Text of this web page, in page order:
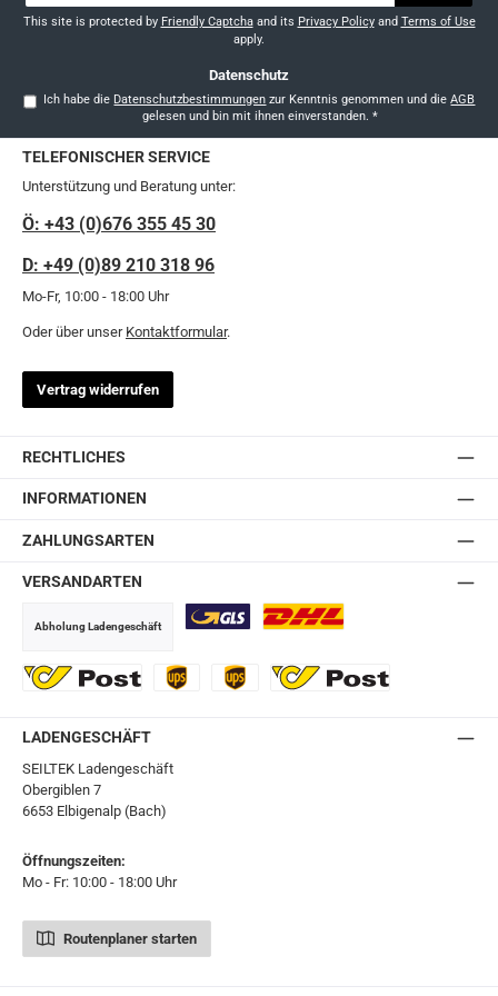
*
This site is protected by Friendly Captchaand its Privacy Policyand Terms of Use
apply.
Datenschutz
Ich habe die Datenschutzbestimmungen zur Kenntnis genommen und dieAGB
gelesen und bin mit ihnen einverstanden. *
TELEFONISCHER SERVICE
Unterstützung und Beratung unter:
Ö: +43 (0)676 355 45 30
D: +49 (0)89 210 318 96
Mo-Fr, 10:00 - 18:00 Uhr
Oder über unser Kontaktformular.
Vertrag widerrufen
RECHTLICHES
INFORMATIONEN
ZAHLUNGSARTEN
VERSANDARTEN
Abholung Ladengeschäft
LADENGESCHÄFT
SEILTEK Ladengeschäft
Obergiblen 7
6653 Elbigenalp (Bach)
Öffnungszeiten:
Mo - Fr: 10:00 - 18:00 Uhr
Routenplaner starten